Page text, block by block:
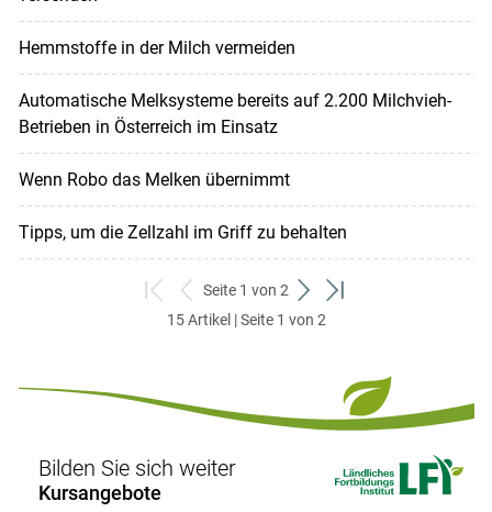
Hemmstoffe in der Milch vermeiden
Automatische Melksysteme bereits auf 2.200 Milchvieh-
Betrieben in Österreich im Einsatz
Wenn Robo das Melken übernimmt
Tipps, um die Zellzahl im Griff zu behalten
zum
ersten
zurück
zum
Seite 1 von 2
weiter
zum
zum
15 Artikel | Seite 1 von 2
Bilden Sie sich weiter
Kursangebote